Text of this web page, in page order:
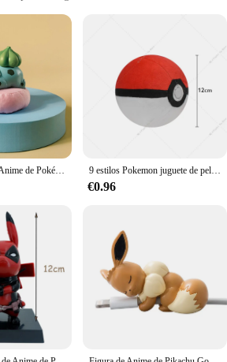
wear and tear
multiple Pokemon Durmiente figures
with our captivating collection of
ensuring that each piece is a testament to the
and detailed figures are sure to delight.
for display; they're a gateway to a world of
material ensures that these figures withstand
gift for a Pokemon enthusiast, these sets are
to a diverse range of customers, from
figures in any setting. Whether
commitment to quality and affordability, you
Kit de figuras de Anime de Pokémon para dormir, accesorios de coche de Pikachu, Bulbasaur, Psyduck, Charmander, posición para dormir, regalos para niños 9 estilos Pokemon juguete de peluche Poké Ball Ultra Master Ball Strange Ball Dusk Ball Beast Ball Hisuian Ultra Ball juguetes de peluche suaves
€0.96